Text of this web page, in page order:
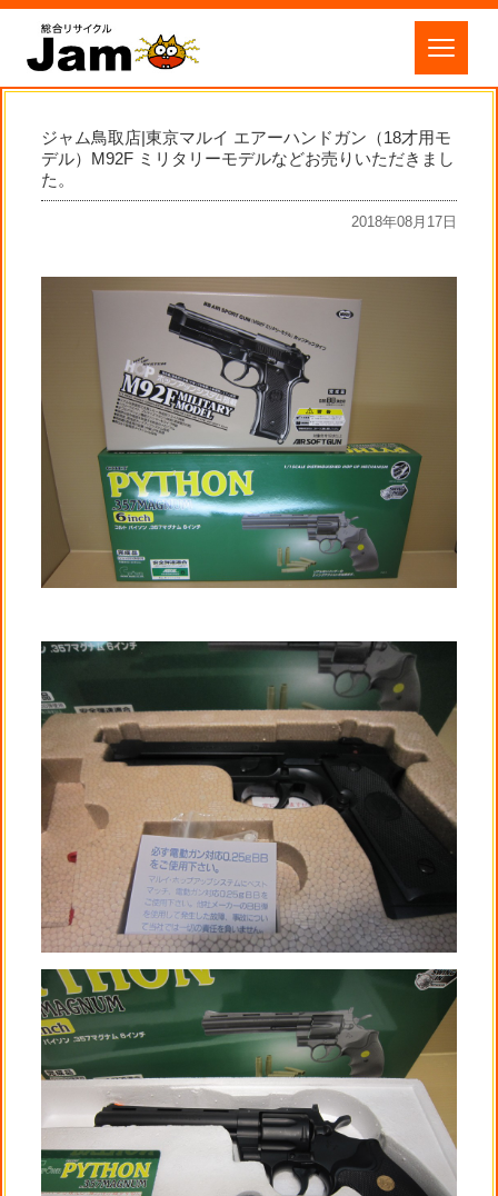
ジャム鳥取店|東京マルイ エアーハンドガン（18才用モ
デル）M92F ミリタリーモデルなどお売りいただきまし
た。
2018年08月17日